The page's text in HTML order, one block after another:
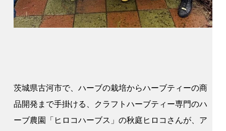
茨城県古河市で、ハーブの栽培からハーブティーの商
品開発まで手掛ける、クラフトハーブティー専門のハ
ーブ農園「ヒロコハーブス」の秋庭ヒロコさんが、ア